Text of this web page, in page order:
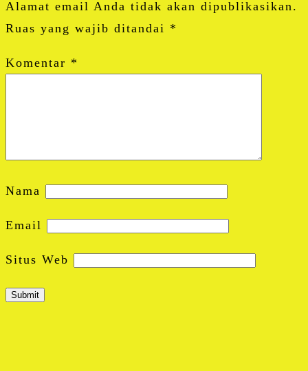
Alamat email Anda tidak akan dipublikasikan.
Ruas yang wajib ditandai *
Komentar *
Nama
Email
Situs Web